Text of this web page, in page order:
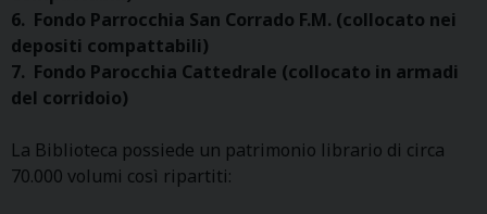
6. Fondo Parrocchia San Corrado F.M. (collocato nei
depositi compattabili)
7. Fondo Parocchia Cattedrale (collocato in armadi
del corridoio)
La Biblioteca possiede un patrimonio librario di circa
70.000 volumi così ripartiti: